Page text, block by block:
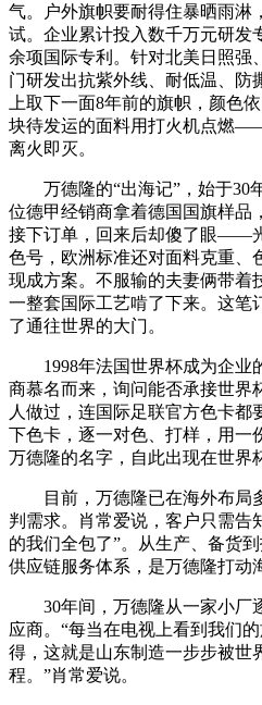
气。户外旗帜要耐得住暴晒雨淋
试。企业累计投入数千万元研发
余项国际专利。针对北美日照强
门研发出抗紫外线、耐低温、防
上取下一面8年前的旗帜，颜色
块待发运的面料用打火机点燃
离火即灭。
万德隆的“出海记”，始于30
位德甲经销商拿着德国国旗样品
接下订单，回来后却傻了眼——
色号，欧洲标准还对面料克重、
现成方案。不服输的夫妻俩带着
一整套国际工艺啃了下来。这笔
了通往世界的大门。
1998年法国世界杯成为企业
商慕名而来，询问能否承接世界
人做过，连国际足联官方色卡
下色卡，逐一对色、打样，用一
万德隆的名字，自此出现在世界
目前，万德隆已在海外布局
判需求。肖常爱说，客户只需告
的我们全包了”。从生产、备货
供应链服务体系，是万德隆打动
30年间，万德隆从一家小厂
应商。“每当在电视上看到我们
得，这就是山东制造一步步被世
程。”肖常爱说。